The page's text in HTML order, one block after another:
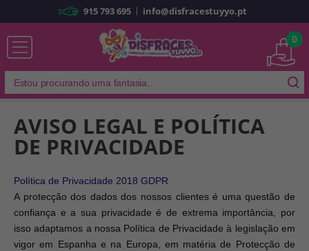
Já sou cliente
Lembrar-me Esqueceu sua senha?
É a minha primeira vez
Sou novo
915 793 695 | info@disfracestuyyo.pt
0
AVISO LEGAL E POLÍTICA
DE PRIVACIDADE
Política de Privacidade 2018 GDPR
A protecção dos dados dos nossos clientes é uma questão de
confiança e a sua privacidade é de extrema importância, por
isso adaptamos a nossa Política de Privacidade à legislação em
vigor em Espanha e na Europa, em matéria de Protecção de